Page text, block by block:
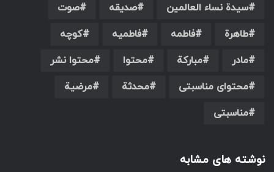
سیدة نساء العالمین
صدیقه
صوت
طاهرة
فاطمه فاطمیه
کوچه
مادر
مبارکة محتوا
محتوا نشر
محتوای مناسبتی
محدثة
مرضیة
مناسبتی
نوشته های مشابه